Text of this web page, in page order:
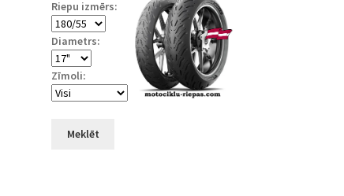
Riepu izmērs:
Diametrs:
Zīmoli:
Meklēt